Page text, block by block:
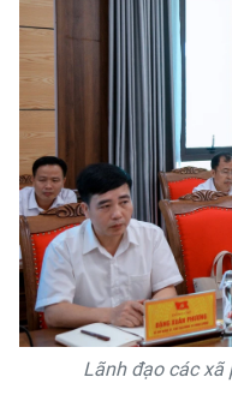
Lãnh đạo các xã